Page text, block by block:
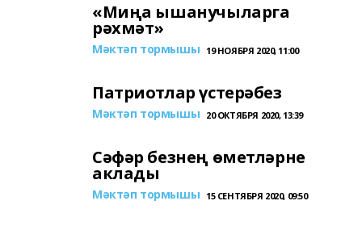
«Миңа ышанучыларга
рәхмәт»
Мәктәп тормышы 19 НОЯБРЯ 2020, 11:00
Патриотлар үстерәбез
Мәктәп тормышы 20 ОКТЯБРЯ 2020, 13:39
Сәфәр безнең өметләрне
аклады
Мәктәп тормышы 15 СЕНТЯБРЯ 2020, 09:50